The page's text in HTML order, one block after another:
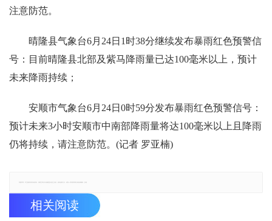
注意防范。
晴隆县气象台6月24日1时38分继续发布暴雨红色预警信
号：目前晴隆县北部及紫马降雨量已达100毫米以上，预计
未来降雨持续；
安顺市气象台6月24日0时59分发布暴雨红色预警信号：
预计未来3小时安顺市中南部降雨量将达100毫米以上且降雨
仍将持续，请注意防范。(记者 罗亚楠)
相关阅读